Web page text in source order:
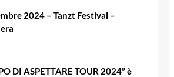
2024 – Tanzt Festival –
DI ASPETTARE TOUR 2024” è